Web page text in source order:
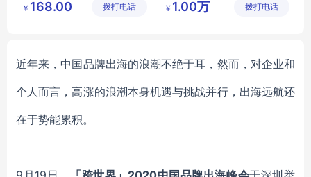
商务伴手礼
MY
公司
￥ 168.00 拨打电话
制作有限
￥ 1.00万 拨打电话
近年来，中国品牌出海的浪潮不绝于耳，然而，对企业和
个人而言，高涨的浪潮本身机遇与挑战并行，出海远航还
在于势能累积。